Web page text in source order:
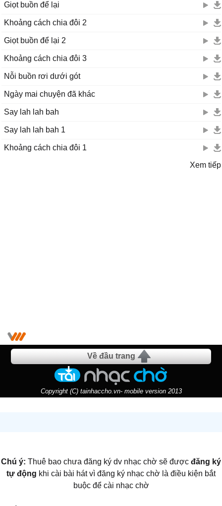
Giọt buồn để lại
Khoảng cách chia đôi 2
Giọt buồn để lại 2
Khoảng cách chia đôi 3
Nỗi buồn rơi dưới gót
Ngày mai chuyện đã khác
Say lah lah bah
Say lah lah bah 1
Khoảng cách chia đôi 1
Xem tiếp
Về đầu trang
Copyright (C) tainhaccho.vn- mobile version 2013
Chú ý: Thuê bao chưa đăng ký dv nhạc chờ sẽ được đăng ký
tự động khi cài bài hát vì đăng ký nhạc chờ là điều kiện bắt
buộc để cài nhạc chờ